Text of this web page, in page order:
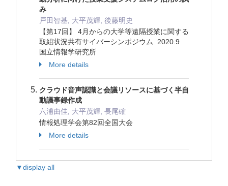
み
戸田智基, 大平茂輝, 後藤明史
【第17回】 4月からの大学等遠隔授業に関する
取組状況共有サイバーシンポジウム 2020.9
国立情報学研究所
More details
クラウド音声認識と会議リソースに基づく半自
動議事録作成
六浦由佳, 大平茂輝, 長尾確
情報処理学会第82回全国大会
More details
▼display all